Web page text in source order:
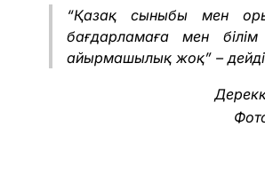
“Қазақ сыныбы мен
бағдарламаға мен
айырмашылық жоқ” – дейді